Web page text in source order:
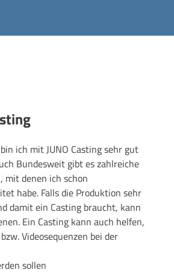
ich mit JUNO Casting sehr gut
Bundesweit gibt es zahlreiche
mit denen ich schon
habe. Falls die Produktion sehr
damit ein Casting braucht, kann
Ein Casting kann auch helfen,
Videosequenzen bei der
sollen